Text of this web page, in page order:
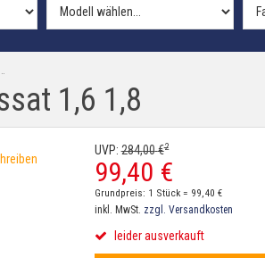
1,6 1,8
UVP:284,00€2
99,40 €
Grundpreis: 1 Stück = 99,40 €
inkl. MwSt. zzgl. Versandkosten
leider ausverkauft